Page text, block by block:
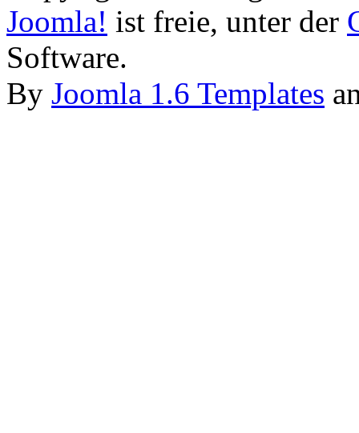
Joomla! ist freie, unter der
Software.
By Joomla 1.6 Templates